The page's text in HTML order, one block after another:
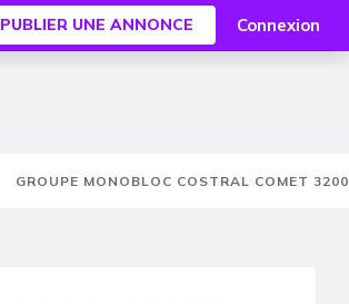
PUBLIER UNE ANNONCE Connexion
GROUPE MONOBLOC COSTRAL COMET